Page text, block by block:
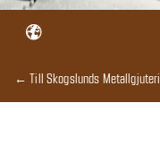
← Till Skogslunds Metallgjuteri